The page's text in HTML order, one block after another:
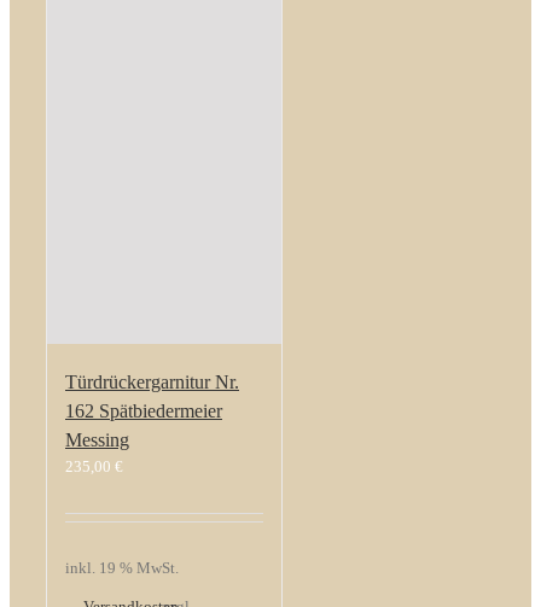
Türdrückergarnitur Nr.
162 Spätbiedermeier
Messing
235,00 €
inkl. 19 % MwSt.